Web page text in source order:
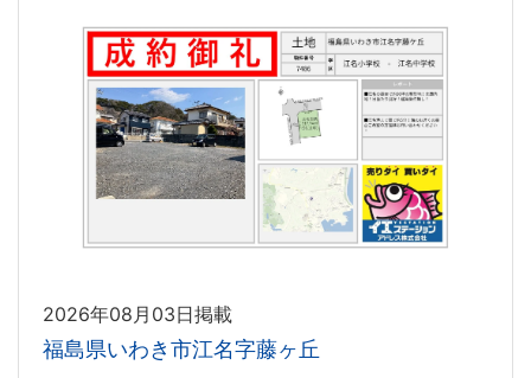
2026年08月03日掲載
福島県いわき市江名字藤ヶ丘